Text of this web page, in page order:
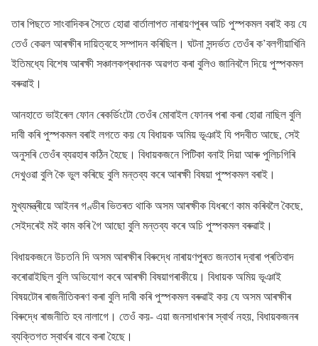
তাৰ পিছতে সাংবাদিকৰ সৈতে হোৱা বাৰ্তালাপত নাৰায়ণপুৰৰ অচি পুস্পকমল বৰাই কয় যে
তেওঁ কেৱল আৰক্ষীৰ দায়িত্বহে সম্পাদন কৰিছিল। ঘটনা সন্দৰ্ভত তেওঁৰ ক’বলগীয়াখিনি
ইতিমধ্যে বিশেষ আৰক্ষী সঞ্চালকপ্ৰধানক অৱগত কৰা বুলিও জানিবলৈ দিয়ে পুস্পকমল
বৰুৱাই।
আনহাতে ভাইৰেল ফোন ৰেকৰ্ডিংটো তেওঁৰ মোবাইল ফোনৰ পৰা কৰা হোৱা নাছিল বুলি
দাবী কৰি পুস্পকমল বৰাই লগতে কয় যে বিধায়ক অমিয় ভূঞাই যি পদবীত আছে, সেই
অনুসৰি তেওঁৰ ব্যৱহাৰ কঠিন হৈছে। বিধায়কজনে পিটিকা বনাই দিয়া আৰু পুলিচগিৰি
দেখুওৱা বুলি কৈ ভুল কৰিছে বুলি মন্তব্য কৰে আৰক্ষী বিষয়া পুস্পকমল বৰাই।
মুখ্যমন্ত্ৰীয়ে আইনৰ গণ্ডীৰ ভিতৰত থাকি অসম আৰক্ষীক যিধৰণে কাম কৰিবলৈ কৈছে,
সেইদৰেই মই কাম কৰি গৈ আছো বুলি মন্তব্য কৰে অচি পুস্পকমল বৰুৱাই।
বিধায়কজনে উচতনি দি অসম আৰক্ষীৰ বিৰুদ্ধে নাৰায়ণপুৰত জনতাৰ দ্বাৰা প্ৰতিবাদ
কৰোৱাইছিল বুলি অভিযোগ কৰে আৰক্ষী বিষয়াগৰাকীয়ে। বিধায়ক অমিয় ভূঞাই
বিষয়টোৰ ৰাজনীতিকৰণ কৰা বুলি দাবী কৰি পুস্পকমল বৰুৱাই কয় যে অসম আৰক্ষীৰ
বিৰুদ্ধে ৰাজনীতি হব নালাগে। তেওঁ কয়- এয়া জনসাধাৰণৰ স্বাৰ্থ নহয়, বিধায়কজনৰ
ব্যক্তিগত স্বাৰ্থৰ বাবে কৰা হৈছে।